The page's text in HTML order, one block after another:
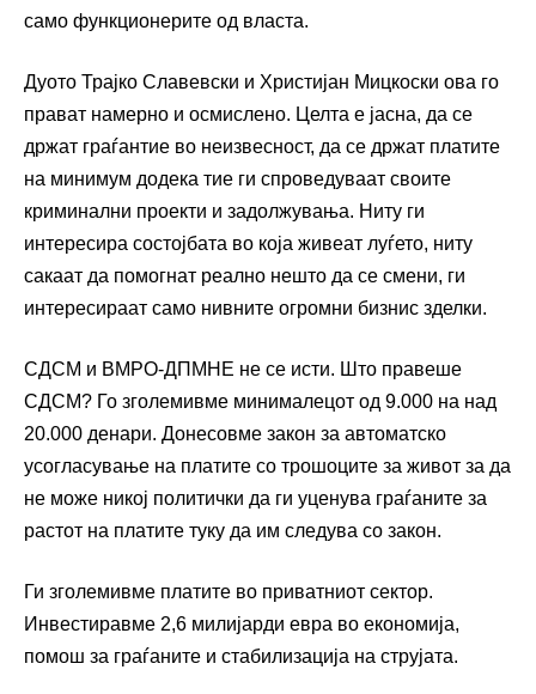
само функционерите од власта.
Дуото Трајко Славевски и Христијан Мицкоски ова го
прават намерно и осмислено. Целта е јасна, да се
држат граѓантие во неизвесност, да се држат платите
на минимум додека тие ги спроведуваат своите
криминални проекти и задолжувања. Ниту ги
интересира состојбата во која живеат луѓето, ниту
сакаат да помогнат реално нешто да се смени, ги
интересираат само нивните огромни бизнис зделки.
СДСМ и ВМРО-ДПМНЕ не се исти. Што правеше
СДСМ? Го зголемивме минималецот од 9.000 на над
20.000 денари. Донесовме закон за автоматско
усогласување на платите со трошоците за живот за да
не може никој политички да ги уценува граѓаните за
растот на платите туку да им следува со закон.
Ги зголемивме платите во приватниот сектор.
Инвестиравме 2,6 милијарди евра во економија,
помош за граѓаните и стабилизација на струјата.